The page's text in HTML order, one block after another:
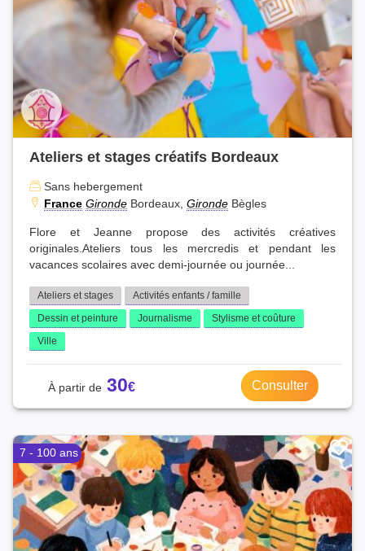
Ateliers et stages créatifs Bordeaux
Sans hebergement
France Gironde Bordeaux, Gironde Bègles
Flore et Jeanne propose des activités créatives
originales.Ateliers tous les mercredis et pendant les
vacances scolaires avec demi-journée ou journée...
Ateliers et stages
Activités enfants / famille
Dessin et peinture
Journalisme
Stylisme et coûture
Ville
30 Consulter
7 - 100 ans